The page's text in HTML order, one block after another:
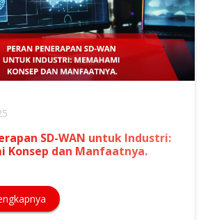
SD-WAN untuk Industri:
Konsep dan Manfaatnya.